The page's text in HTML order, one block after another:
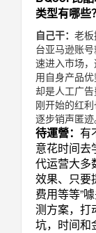
类型有哪些？
自己干： 老
台亚马逊账
速进入市场
用自身产品
却是人工广
刚开始的红
逐步销声匿迹
待運營： 有
意花时间去
代运营大多
效果、只要
费用等等”
测方案，打
坑，时间和